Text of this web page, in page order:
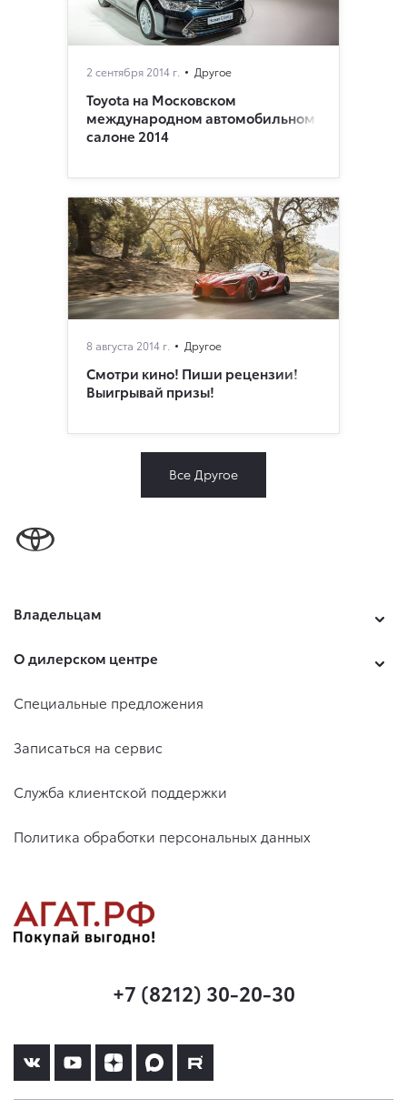
2 сентября 2014 г. Другое
Toyota на Московском
международном автомобильном
салоне 2014
8 августа 2014 г. Другое
Смотри кино! Пиши рецензии!
Выигрывай призы!
Все Другое
Владельцам
О дилерском центре
Специальные предложения
Записаться на сервис
Служба клиентской поддержки
Политика обработки персональных данных
+7 (8212) 30-20-30